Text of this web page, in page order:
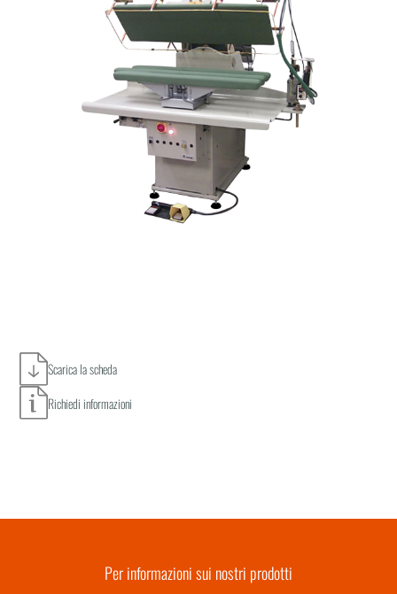
Scarica la scheda
Richiedi informazioni
Per informazioni sui nostri prodotti